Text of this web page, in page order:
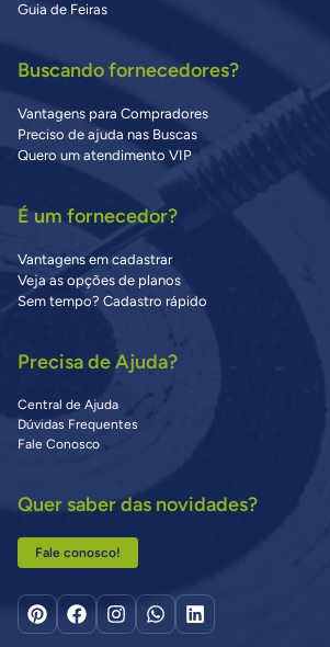
Guia de Feiras
Buscando fornecedores?
Vantagens para Compradores
Preciso de ajuda nas Buscas
Quero um atendimento VIP
É um fornecedor?
Vantagens em cadastrar
Veja as opções de planos
Sem tempo? Cadastro rápido
Precisa de Ajuda?
Central de Ajuda
Dúvidas Frequentes
Fale Conosco
Quer saber das novidades?
Fale conosco!